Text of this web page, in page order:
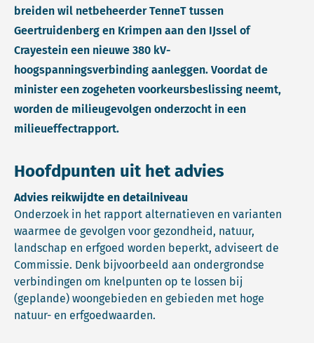
breiden wil netbeheerder TenneT tussen
Geertruidenberg en Krimpen aan den IJssel of
Crayestein een nieuwe 380 kV-
hoogspanningsverbinding aanleggen. Voordat de
minister een zogeheten voorkeursbeslissing neemt,
worden de milieugevolgen onderzocht in een
milieueffectrapport.
Hoofdpunten uit het advies
Advies reikwijdte en detailniveau
Onderzoek in het rapport alternatieven en varianten
waarmee de gevolgen voor gezondheid, natuur,
landschap en erfgoed worden beperkt, adviseert de
Commissie. Denk bijvoorbeeld aan ondergrondse
verbindingen om knelpunten op te lossen bij
(geplande) woongebieden en gebieden met hoge
natuur- en erfgoedwaarden.